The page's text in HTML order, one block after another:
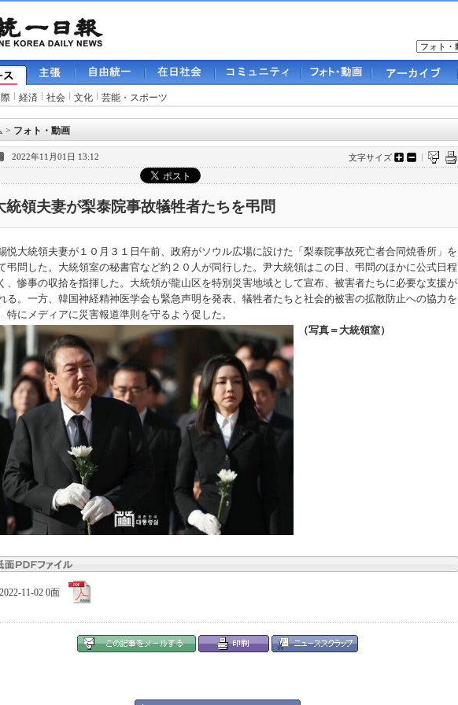
経済 社会 文化 芸能・スポーツ
> フォト・動画
2022年11月01日 13:12 文字サイズ
統領夫妻が梨泰院事故犠牲者たちを弔問
悦大統領夫妻が１０月３１日午前、政府がソウル広場に設けた「梨泰院事故死亡者合同焼香所」を
弔問した。大統領室の秘書官など約２０人が同行した。尹大統領はこの日、弔問のほかに公式日程
、惨事の収拾を指揮した。大統領が龍山区を特別災害地域として宣布、被害者たちに必要な支援が
る。一方、韓国神経精神医学会も緊急声明を発表、犠牲者たちと社会的被害の拡散防止への協力を
、特にメディアに災害報道準則を守るよう促した。
（写真＝大統領室）
2022-11-02 0面